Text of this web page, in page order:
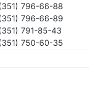
796-66-88
796-66-89
791-85-43
750-60-35